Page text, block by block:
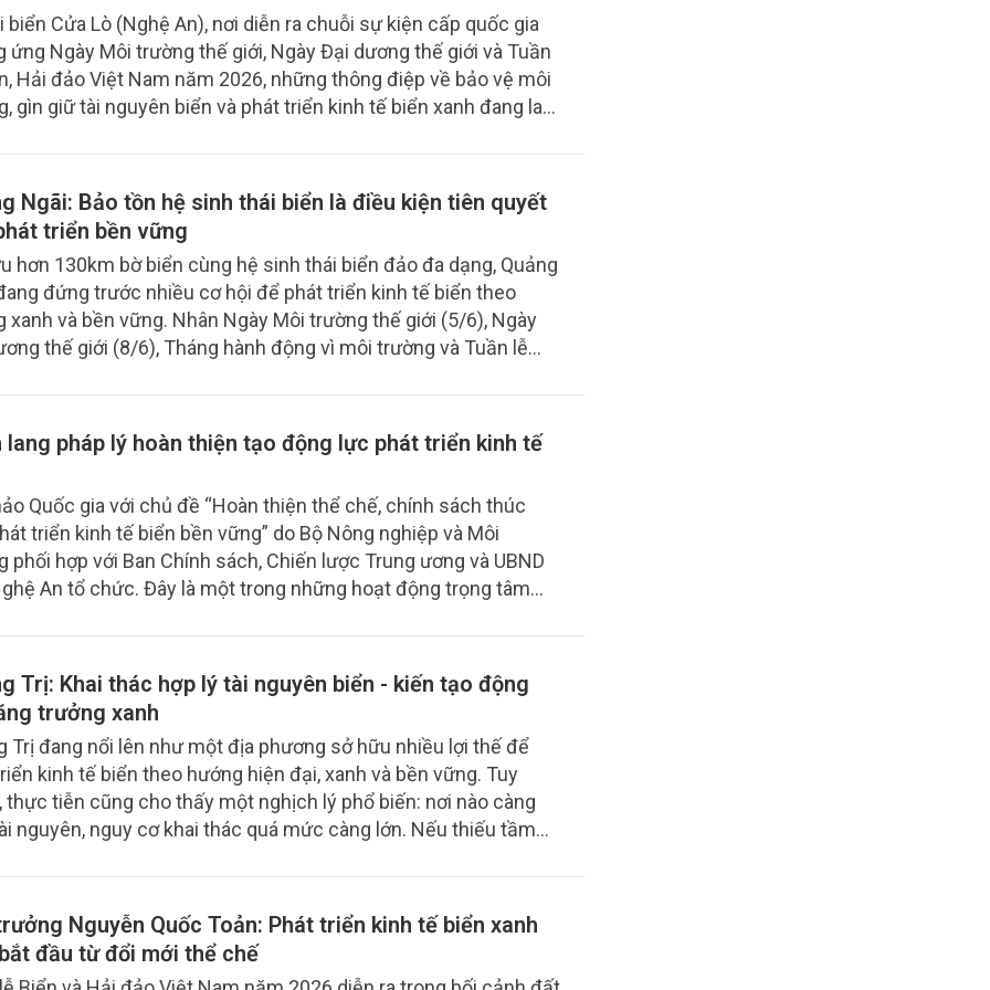
của tỉnh. Phóng viên (PV) Tạp chí Nông nghiệp và Môi
đã có cuộc trao đổi với ông Nguyễn Hữu Vinh, Phó Giám đốc
nghiệp và Môi trường tỉnh Quảng Trị, về các định hướng, giải
cách tiếp cận dài hạn nhằm hài hòa giữa tăng trưởng và bảo
biển Cửa Lò (Nghệ An), nơi diễn ra chuỗi sự kiện cấp quốc gia
ứng Ngày Môi trường thế giới, Ngày Đại dương thế giới và Tuần
Hải đảo Việt Nam năm 2026, những thông điệp về bảo vệ môi
gìn giữ tài nguyên biển và phát triển kinh tế biển xanh đang lan
Mau nơi cuối đất phương Nam, các địa phương đang chung
những cam kết xanh thành hành động cụ thể vì tương lai bền
biển đảo Việt Nam.
Ngãi: Bảo tồn hệ sinh thái biển là điều kiện tiên quyết
triển bền vững
hơn 130km bờ biển cùng hệ sinh thái biển đảo đa dạng, Quảng
đứng trước nhiều cơ hội để phát triển kinh tế biển theo
xanh và bền vững. Nhân Ngày Môi trường thế giới (5/6), Ngày
thế giới (8/6), Tháng hành động vì môi trường và Tuần lễ
trường đã có cuộc trao đổi với ông Hồ Trọng Phương, Giám đốc
nghiệp và Môi trường tỉnh Quảng Ngãi về công tác bảo vệ tài
môi trường biển và định hướng phát triển kinh tế biển trong
tới.
lang pháp lý hoàn thiện tạo động lực phát triển kinh tế
Quốc gia với chủ đề “Hoàn thiện thể chế, chính sách thúc
triển kinh tế biển bền vững” do Bộ Nông nghiệp và Môi
phối hợp với Ban Chính sách, Chiến lược Trung ương và UBND
An tổ chức. Đây là một trong những hoạt động trọng tâm
Tháng hành động vì môi trường năm 2026.
Trị: Khai thác hợp lý tài nguyên biển - kiến tạo động
trưởng xanh
Trị đang nổi lên như một địa phương sở hữu nhiều lợi thế để
kinh tế biển theo hướng hiện đại, xanh và bền vững. Tuy
thực tiễn cũng cho thấy một nghịch lý phổ biến: nơi nào càng
nguyên, nguy cơ khai thác quá mức càng lớn. Nếu thiếu tầm
chuyển hóa thành áp lực đối với môi trường và phát triển.
Nguyễn Quốc Toản: Phát triển kinh tế biển xanh
đầu từ đổi mới thể chế